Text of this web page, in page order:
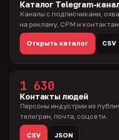
Каталог Telegram-
Каналы с подписчиками,
на рекламу, CPM и
Открыть каталог CSV
1 630
Контакты людей
Персоны индустрии из
телеграм, почта, соцсети.
CSV JSON